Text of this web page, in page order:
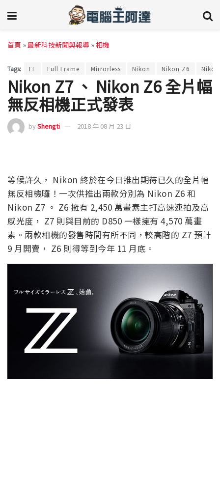
首頁 »最新科技新聞與報導 »相機
Tags: FF Full Frame Mirrorless Nikon Nikon Z6
Nikon Z7 、 Nikon Z6 全片幅
無反相機正式發表
byShengti 2018 年 08 月 23 日
等候許久， Nikon 終於在今日推出期待已久的全片幅
無反相機囉！一次供推出兩款分別為 Nikon Z6 和
Nikon Z7 。 Z6 擁有 2,450 萬畫素主打高速連拍及高
感光度， Z7 則與目前的 D850 一樣擁有 4,570 萬畫
素。兩款相機的發售時間有所不同，較高階的 Z7 預計
9 月開賣， Z6 則得等到今年 11 月底。